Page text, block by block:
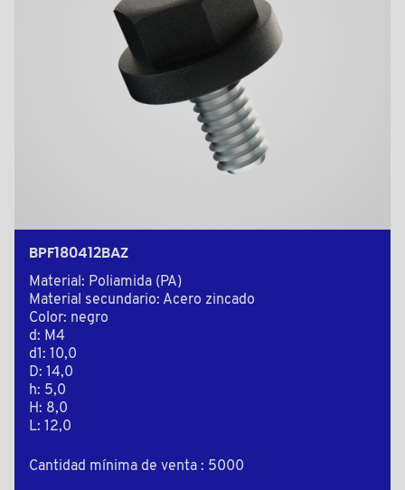
BPF180412BAZ
Material: Poliamida (PA)
Material secundario: Acero zincado
Color: negro
d: M4
d1: 10,0
D: 14,0
h: 5,0
H: 8,0
L: 12,0
Cantidad mínima de venta : 5000